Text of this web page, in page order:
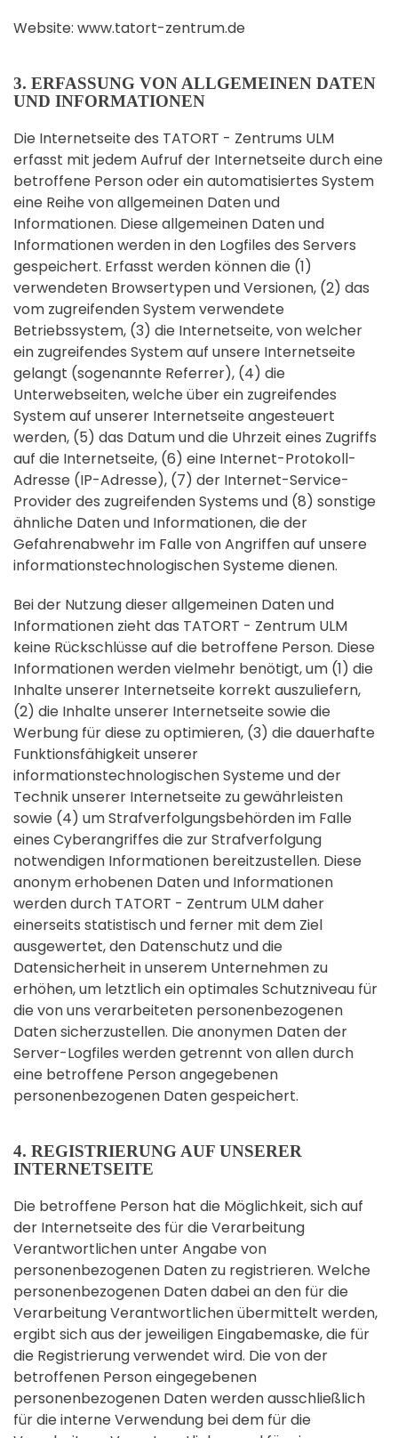
Website: www.tatort-zentrum.de
3. ERFASSUNG VON ALLGEMEINEN DATEN
UND INFORMATIONEN
Die Internetseite des TATORT - Zentrums ULM
erfasst mit jedem Aufruf der Internetseite durch eine
betroffene Person oder ein automatisiertes System
eine Reihe von allgemeinen Daten und
Informationen. Diese allgemeinen Daten und
Informationen werden in den Logfiles des Servers
gespeichert. Erfasst werden können die (1)
verwendeten Browsertypen und Versionen, (2) das
vom zugreifenden System verwendete
Betriebssystem, (3) die Internetseite, von welcher
ein zugreifendes System auf unsere Internetseite
gelangt (sogenannte Referrer), (4) die
Unterwebseiten, welche über ein zugreifendes
System auf unserer Internetseite angesteuert
werden, (5) das Datum und die Uhrzeit eines Zugriffs
auf die Internetseite, (6) eine Internet-Protokoll-
Adresse (IP-Adresse), (7) der Internet-Service-
Provider des zugreifenden Systems und (8) sonstige
ähnliche Daten und Informationen, die der
Gefahrenabwehr im Falle von Angriffen auf unsere
informationstechnologischen Systeme dienen.
Bei der Nutzung dieser allgemeinen Daten und
Informationen zieht das TATORT - Zentrum ULM
keine Rückschlüsse auf die betroffene Person. Diese
Informationen werden vielmehr benötigt, um (1) die
Inhalte unserer Internetseite korrekt auszuliefern,
(2) die Inhalte unserer Internetseite sowie die
Werbung für diese zu optimieren, (3) die dauerhafte
Funktionsfähigkeit unserer
informationstechnologischen Systeme und der
Technik unserer Internetseite zu gewährleisten
sowie (4) um Strafverfolgungsbehörden im Falle
eines Cyberangriffes die zur Strafverfolgung
notwendigen Informationen bereitzustellen. Diese
anonym erhobenen Daten und Informationen
werden durch TATORT - Zentrum ULM daher
einerseits statistisch und ferner mit dem Ziel
ausgewertet, den Datenschutz und die
Datensicherheit in unserem Unternehmen zu
erhöhen, um letztlich ein optimales Schutzniveau für
die von uns verarbeiteten personenbezogenen
Daten sicherzustellen. Die anonymen Daten der
Server-Logfiles werden getrennt von allen durch
eine betroffene Person angegebenen
personenbezogenen Daten gespeichert.
4. REGISTRIERUNG AUF UNSERER
INTERNETSEITE
Die betroffene Person hat die Möglichkeit, sich auf
der Internetseite des für die Verarbeitung
Verantwortlichen unter Angabe von
personenbezogenen Daten zu registrieren. Welche
personenbezogenen Daten dabei an den für die
Verarbeitung Verantwortlichen übermittelt werden,
ergibt sich aus der jeweiligen Eingabemaske, die für
die Registrierung verwendet wird. Die von der
betroffenen Person eingegebenen
personenbezogenen Daten werden ausschließlich
für die interne Verwendung bei dem für die